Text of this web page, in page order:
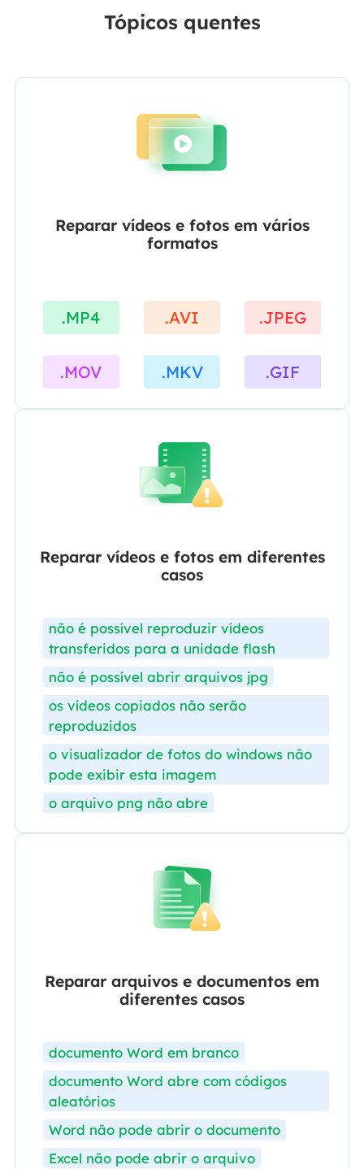
Tópicos quentes
Reparar vídeos e fotos em vários
formatos
.MP4 .AVI .JPEG
.MOV .MKV .GIF
Reparar vídeos e fotos em diferentes
casos
não é possível reproduzir vídeos
transferidos para a unidade flash
não é possível abrir arquivos jpg
os vídeos copiados não serão
reproduzidos
o visualizador de fotos do windows não
pode exibir esta imagem
o arquivo png não abre
Reparar arquivos e documentos em
diferentes casos
documento Word em branco
documento Word abre com códigos
aleatórios
Word não pode abrir o documento
Excel não pode abrir o arquivo